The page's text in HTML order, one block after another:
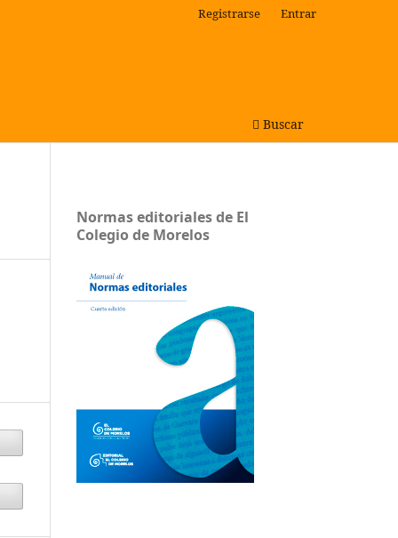
Buscar
Registrarse Entrar
Normas editoriales de El
Colegio de Morelos